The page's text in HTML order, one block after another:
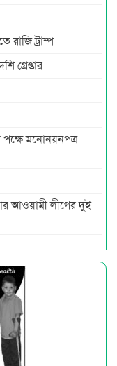
রাজি ট্রাম্প
গ্রেপ্তার
পক্ষে মনোনয়নপত্র
আওয়ামী লীগের দুই